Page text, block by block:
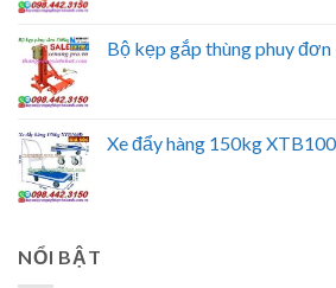
Bộ kẹp gắp thùng phuy đơn
Xe đẩy hàng 150kg
NỔI BẬT